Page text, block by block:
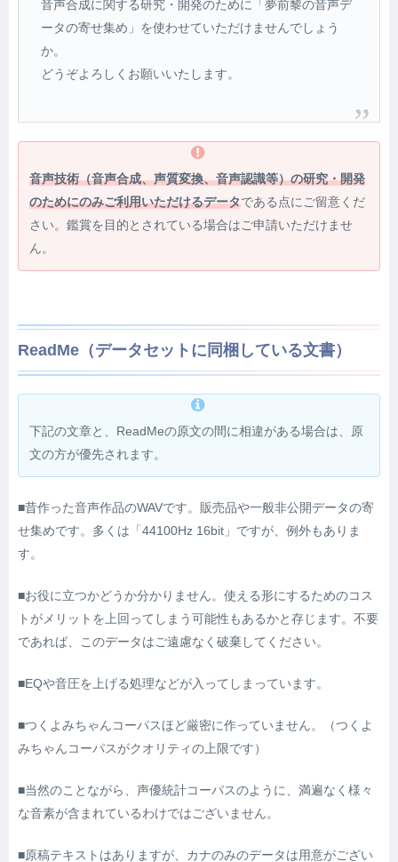
音声合成に関する研究・開発のために「夢前黎の音声デ
ータの寄せ集め」を使わせていただけませんでしょう
か。
どうぞよろしくお願いいたします。
音声技術（音声合成、声質変換、音声認識等）の研究・開発
のためにのみご利用いただけるデータである点にご留意くだ
さい。鑑賞を目的とされている場合はご申請いただけませ
ん。
ReadMe（データセットに同梱している文書）
下記の文章と、ReadMeの原文の間に相違がある場合は、原
文の方が優先されます。
■昔作った音声作品のWAVです。販売品や一般非公開データの寄
せ集めです。多くは「44100Hz 16bit」ですが、例外もありま
す。
■お役に立つかどうか分かりません。使える形にするためのコス
トがメリットを上回ってしまう可能性もあるかと存じます。不要
であれば、このデータはご遠慮なく破棄してください。
■EQや音圧を上げる処理などが入ってしまっています。
■つくよみちゃんコーパスほど厳密に作っていません。（つくよ
みちゃんコーパスがクオリティの上限です）
■当然のことながら、声優統計コーパスのように、満遍なく様々
な音素が含まれているわけではございません。
■原稿テキストはありますが、カナのみのデータは用意がござい